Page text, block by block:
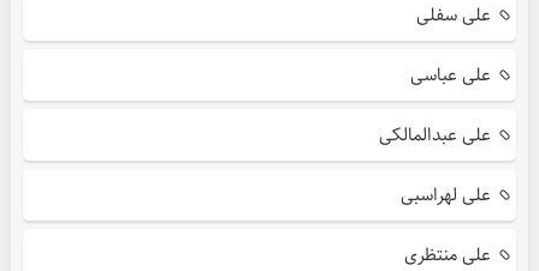
علی سفلی
علی عباسی
علی عبدالمالکی
علی لهراسبی
علی منتظری